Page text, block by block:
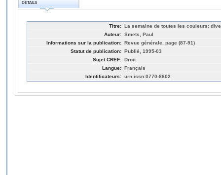
DÉTAILS
Titre: La semaine de toutes les couleurs:
Auteur: Smets, Paul
Informations sur la publication: Revue générale, page (87-91)
Statut de publication: Publié, 1995-03
Sujet CREF: Droit
Langue: Français
Identificateurs: urn:issn:0770-8602